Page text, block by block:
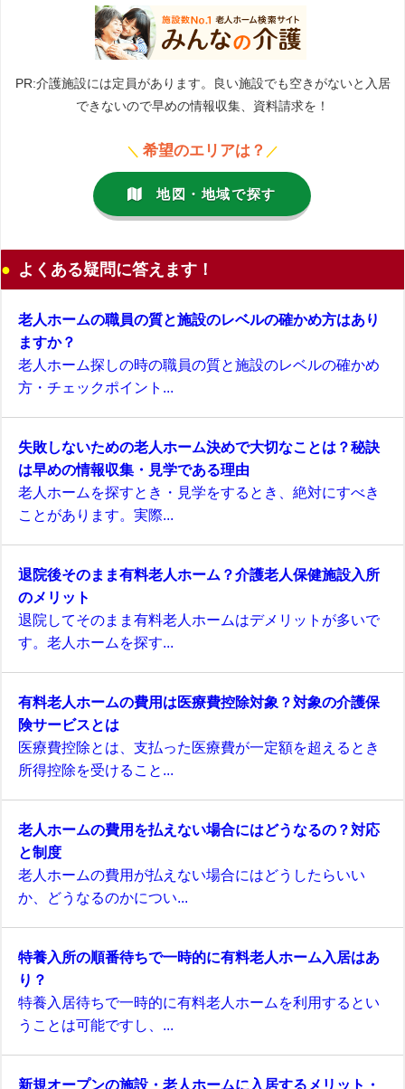
PR:介護施設には定員があります。良い施設でも空きがないと入居
できないので早めの情報収集、資料請求を！
＼ 希望のエリアは？ ／
地図・地域で探す
よくある疑問に答えます！
老人ホームの職員の質と施設のレベルの確かめ方はあり
ますか？
老人ホーム探しの時の職員の質と施設のレベルの確かめ
方・チェックポイント...
失敗しないための老人ホーム決めで大切なことは？秘訣
は早めの情報収集・見学である理由
老人ホームを探すとき・見学をするとき、絶対にすべき
ことがあります。実際...
退院後そのまま有料老人ホーム？介護老人保健施設入所
のメリット
退院してそのまま有料老人ホームはデメリットが多いで
す。老人ホームを探す...
有料老人ホームの費用は医療費控除対象？対象の介護保
険サービスとは
医療費控除とは、支払った医療費が一定額を超えるとき
所得控除を受けること...
老人ホームの費用を払えない場合にはどうなるの？対応
と制度
老人ホームの費用が払えない場合にはどうしたらいい
か、どうなるのかについ...
特養入所の順番待ちで一時的に有料老人ホーム入居はあ
り？
特養入居待ちで一時的に有料老人ホームを利用するとい
うことは可能ですし、...
新規オープンの施設・老人ホームに入居するメリット・